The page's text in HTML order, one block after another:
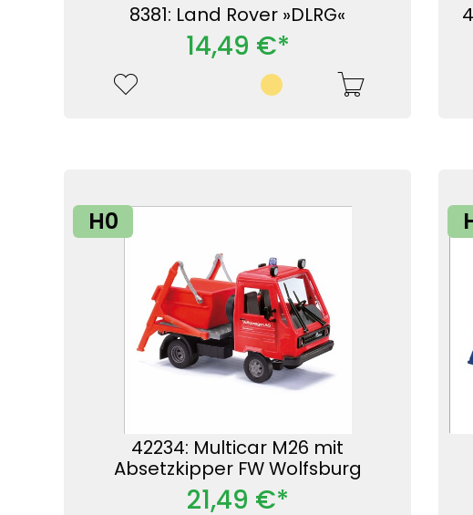
8381: Land Rover »DLRG«
14,49 €*
H0
42234: Multicar M26 mit
Absetzkipper FW Wolfsburg
21,49 €*